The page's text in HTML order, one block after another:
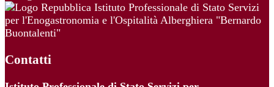
Istituto Professionale di Stato Servizi
per l'Enogastronomia e l'Ospitalità Alberghiera "Bernardo
Buontalenti"
Contatti